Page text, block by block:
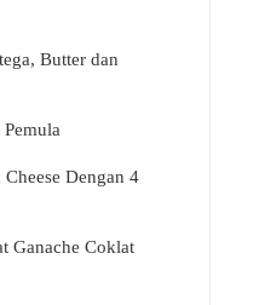
Butter dan
Dengan 4
Ganache Coklat